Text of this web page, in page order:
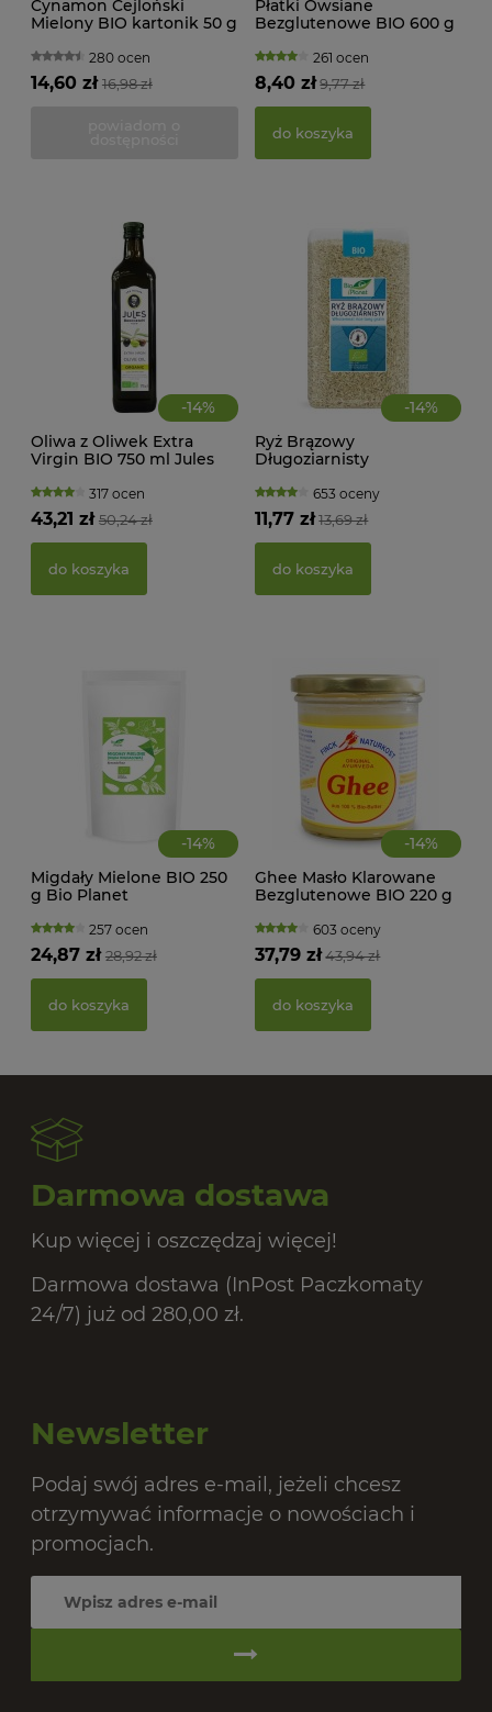
Cynamon Cejloński
Mielony BIO kartonik 50 g
280 ocen
16,98 zł
14,60 zł
Płatki Owsiane
Bezglutenowe BIO 600 g
261 ocen
9,77 zł
8,40 zł
do koszyka
-14%
Oliwa z Oliwek Extra
Virgin BIO 750 ml Jules
317 ocen
50,24 zł
43,21 zł
do koszyka
-14%
Ryż Brązowy
Długoziarnisty
Bio Planet653 oceny
13,69 zł
11,77 zł
do koszyka
-14%
Migdały Mielone BIO 250
g Bio Planet
257 ocen
28,92 zł
24,87 zł
do koszyka
-14%
Ghee Masło Klarowane
Bezglutenowe BIO 220 g
603 oceny
43,94 zł
37,79 zł
do koszyka
Darmowa dostawa
Kup więcej i oszczędzaj więcej!
Darmowa dostawa (InPost Paczkomaty
24/7) już od 280,00 zł.
Newsletter
Podaj swój adres e-mail, jeżeli chcesz
otrzymywać informacje o nowościach i
promocjach.